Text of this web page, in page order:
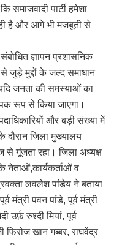
समाजवादी पार्टी हमेशा
है और आगे भी मजबूती से
ज्ञापन प्रशासनिक
से जुड़े मुद्दों के जल्द समाधान
जनता की समस्याओं का
रूप से किया जाएगा।
और बड़ी संख्या में
दौरान जिला मुख्यालय
से गूंजता रहा। जिला अध्यक्ष
नेताओं,कार्यकर्ताओं व
लवलेश पांडेय ने बताया
मंत्री पवन पांडे, पूर्व मंत्री
रुश्दी मियां, पूर्व
खान गब्बर, राघवेंद्र